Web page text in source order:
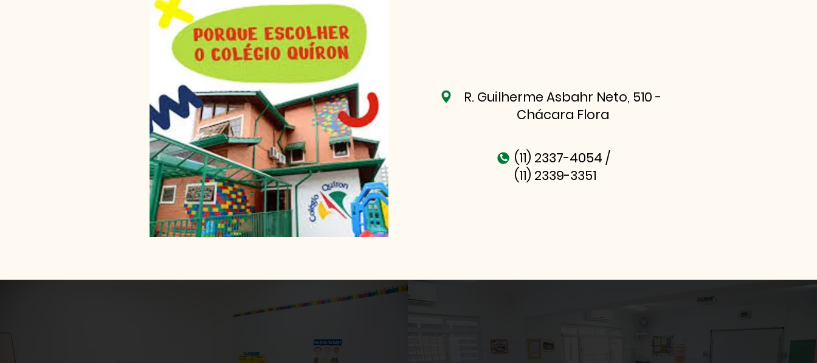
R. Guilherme Asbahr Neto, 510 -
Chácara Flora
(11) 2337-4054 /
(11) 2339-3351